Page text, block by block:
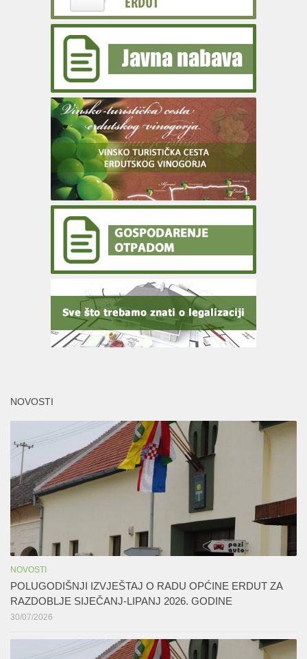
NOVOSTI
NOVOSTI
POLUGODIŠNJI IZVJEŠTAJ O RADU OPĆINE ERDUT ZA
RAZDOBLJE SIJEČANJ-LIPANJ 2026. GODINE
30/07/2026